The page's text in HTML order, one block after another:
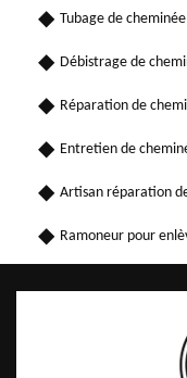
Tubage de
Débistrage de
Réparation de
Entretien de
Artisan réparation
Ramoneur pour